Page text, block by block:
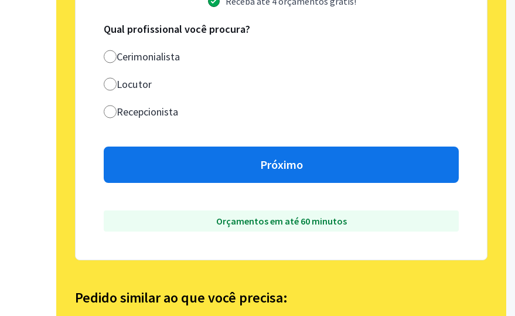
Qual profissional você procura?
Cerimonialista
Locutor
Recepcionista
Próximo
Orçamentos em até 60 minutos
Pedido similar ao que você precisa: